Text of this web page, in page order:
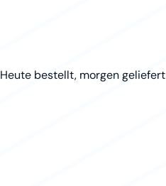
Heute bestellt, morgen geliefert